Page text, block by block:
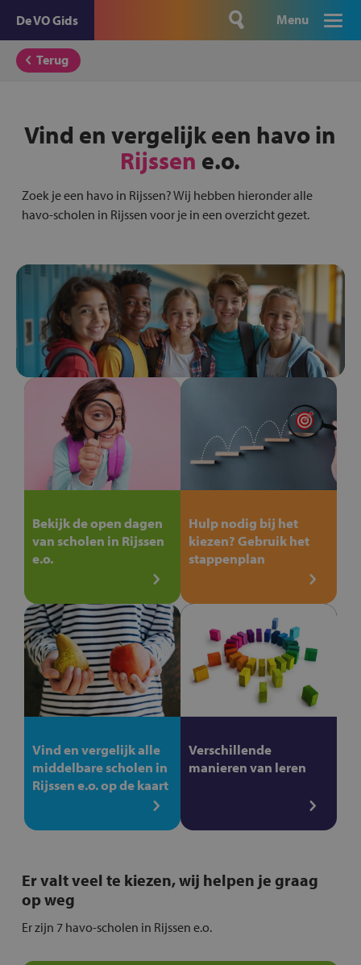
De VO Gids Menu
Terug
Vind en vergelijk een havo in
Rijssen e.o.
Zoek je een havo in Rijssen? Wij hebben hieronder alle
havo-scholen in Rijssen voor je in een overzicht gezet.
Bekijk de open dagen
van scholen in Rijssen
e.o.
Hulp nodig bij het
kiezen? Gebruik het
stappenplan
Vind en vergelijk alle
middelbare scholen in
Rijssen e.o. op de kaart
Verschillende
manieren van leren
Er valt veel te kiezen, wij helpen je graag
op weg
Er zijn 7 havo-scholen in Rijssen e.o.